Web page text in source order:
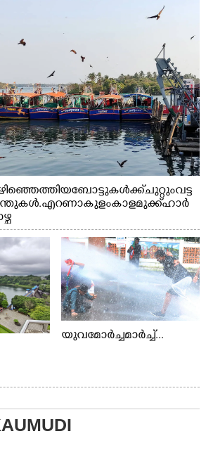
ബോട്ടുകൾക്ക് ചുറ്റും വട്ട
എറണാകുളം കാളമുക്ക് ഹാർ
യുവമോർച്ചമാർച്ച്...